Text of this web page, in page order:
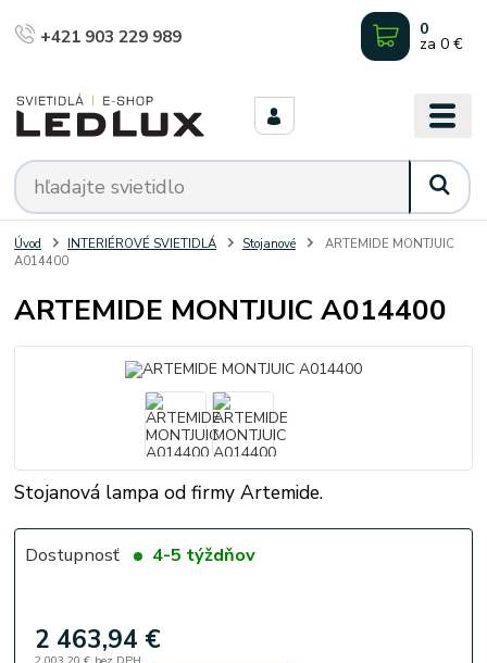
+421 903 229 989 0
za 0 €
Úvod INTERIÉROVÉ SVIETIDLÁ Stojanové
ARTEMIDE MONTJUIC
A014400
ARTEMIDE MONTJUIC A014400
Stojanová lampa od firmy Artemide.
Dostupnosť 4-5 týždňov
2 463,94 €